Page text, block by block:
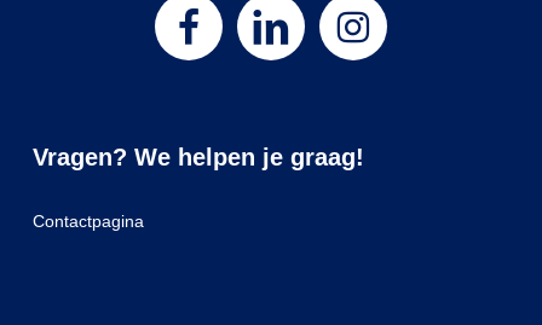
Vragen? We helpen je graag!
Contactpagina